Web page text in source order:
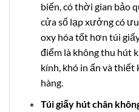
biến, có thời gian bảo
cửa sổ lạp xưởng có
oxy hóa tốt hơn túi
điểm là không thu hút
kính, khó in ấn và thiết
hàng.
Túi giấy hút chân